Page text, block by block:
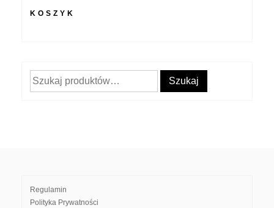
KOSZYK
Szukaj: Szukaj
Regulamin
Polityka Prywatności